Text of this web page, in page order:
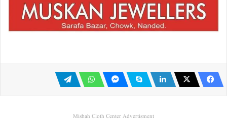
Misbah Cloth Center Advertisment